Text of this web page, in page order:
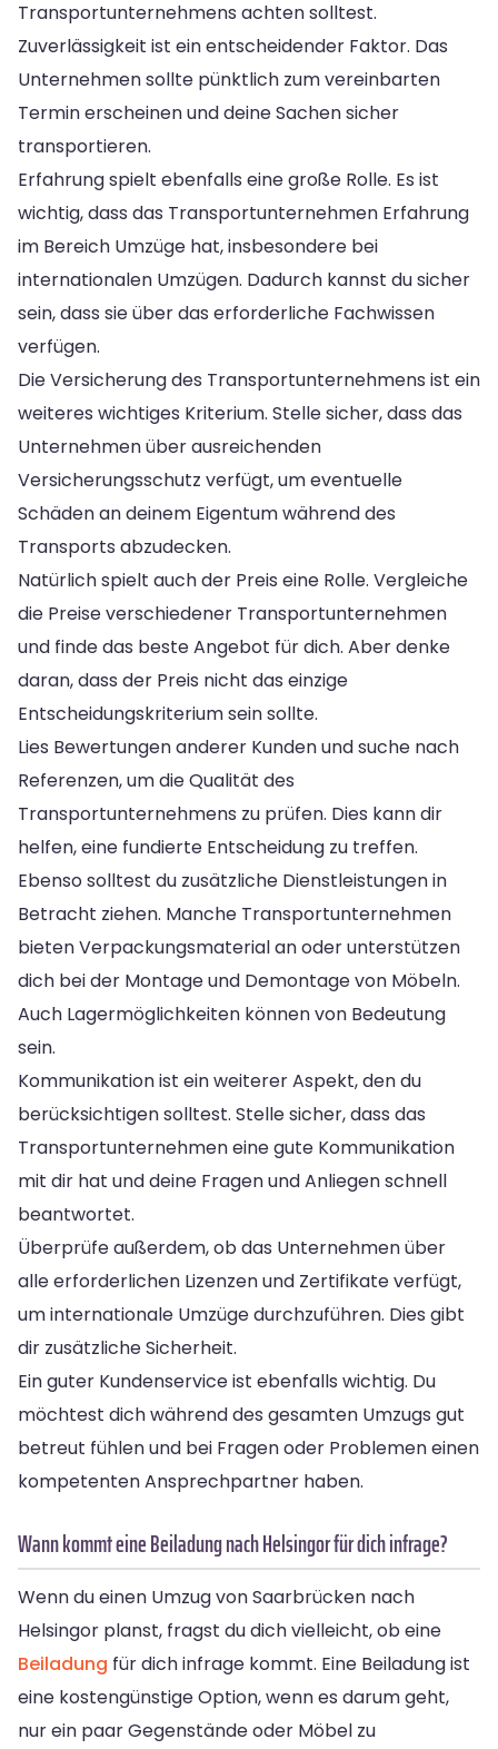
Transportunternehmens achten solltest.
Zuverlässigkeit ist ein entscheidender Faktor. Das
Unternehmen sollte pünktlich zum vereinbarten
Termin erscheinen und deine Sachen sicher
transportieren.
Erfahrung spielt ebenfalls eine große Rolle. Es ist
wichtig, dass das Transportunternehmen Erfahrung
im Bereich Umzüge hat, insbesondere bei
internationalen Umzügen. Dadurch kannst du sicher
sein, dass sie über das erforderliche Fachwissen
verfügen.
Die Versicherung des Transportunternehmens ist ein
weiteres wichtiges Kriterium. Stelle sicher, dass das
Unternehmen über ausreichenden
Versicherungsschutz verfügt, um eventuelle
Schäden an deinem Eigentum während des
Transports abzudecken.
Natürlich spielt auch der Preis eine Rolle. Vergleiche
die Preise verschiedener Transportunternehmen
und finde das beste Angebot für dich. Aber denke
daran, dass der Preis nicht das einzige
Entscheidungskriterium sein sollte.
Lies Bewertungen anderer Kunden und suche nach
Referenzen, um die Qualität des
Transportunternehmens zu prüfen. Dies kann dir
helfen, eine fundierte Entscheidung zu treffen.
Ebenso solltest du zusätzliche Dienstleistungen in
Betracht ziehen. Manche Transportunternehmen
bieten Verpackungsmaterial an oder unterstützen
dich bei der Montage und Demontage von Möbeln.
Auch Lagermöglichkeiten können von Bedeutung
sein.
Kommunikation ist ein weiterer Aspekt, den du
berücksichtigen solltest. Stelle sicher, dass das
Transportunternehmen eine gute Kommunikation
mit dir hat und deine Fragen und Anliegen schnell
beantwortet.
Überprüfe außerdem, ob das Unternehmen über
alle erforderlichen Lizenzen und Zertifikate verfügt,
um internationale Umzüge durchzuführen. Dies gibt
dir zusätzliche Sicherheit.
Ein guter Kundenservice ist ebenfalls wichtig. Du
möchtest dich während des gesamten Umzugs gut
betreut fühlen und bei Fragen oder Problemen einen
kompetenten Ansprechpartner haben.
Wann kommt eine Beiladung nach Helsingor für dich infrage?
Wenn du einen Umzug von Saarbrücken nach
Helsingor planst, fragst du dich vielleicht, ob eine
Beiladung für dich infrage kommt. Eine Beiladung ist
eine kostengünstige Option, wenn es darum geht,
nur ein paar Gegenstände oder Möbel zu